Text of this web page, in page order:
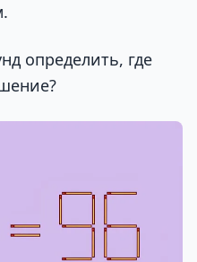
определить, где